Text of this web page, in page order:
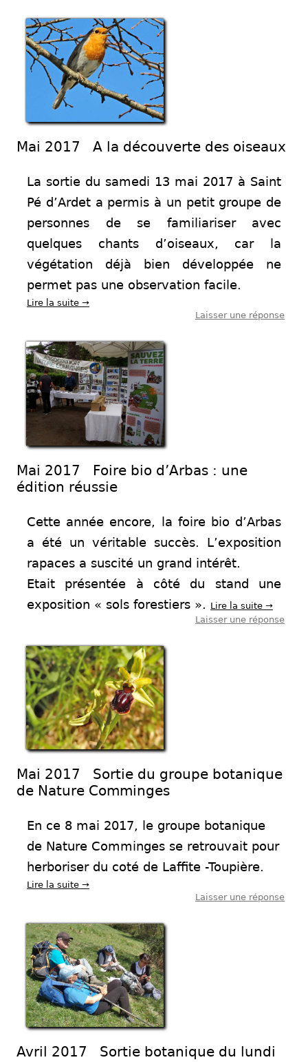
Mai 2017 A la découverte des oiseaux
La sortie du samedi 13 mai 2017 à Saint
Pé d’Ardet a permis à un petit groupe de
personnes de se familiariser avec
quelques chants d’oiseaux, car la
végétation déjà bien développée ne
permet pas une observation facile.
Lire la suite →
Laisser une réponse
Mai 2017 Foire bio d’Arbas : une
édition réussie
Cette année encore, la foire bio d’Arbas
a été un véritable succès. L’exposition
rapaces a suscité un grand intérêt.
Etait présentée à côté du stand une
exposition « sols forestiers ». Lire la suite →
Laisser une réponse
Mai 2017 Sortie du groupe botanique
de Nature Comminges
En ce 8 mai 2017, le groupe botanique
de Nature Comminges se retrouvait pour
herboriser du coté de Laffite -Toupière.
Lire la suite →
Laisser une réponse
Avril 2017 Sortie botanique du lundi